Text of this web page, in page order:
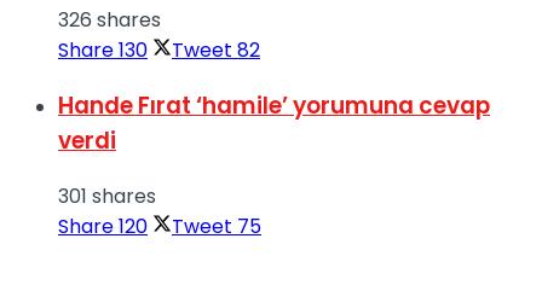
326 shares
Share130 Tweet 82
Hande Fırat ‘hamile’ yorumuna cevap
verdi
301 shares
Share120 Tweet 75